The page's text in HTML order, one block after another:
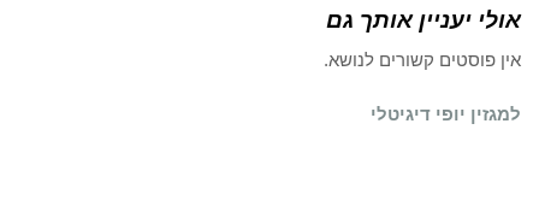
אולי יעניין אותך גם
אין פוסטים קשורים לנושא.
למגזין יופי דיגיטלי